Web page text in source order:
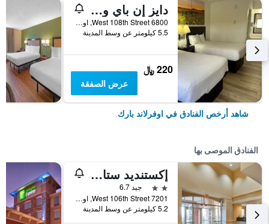
دايز إن باي ويندام أوفرلاند بارك/ميتكلاف/كونفينشن سنتر
6800 West 108th Street, اوفرلاند بارك, KS, الولايات المتحدة الأميريكية
5.5 كيلومتر عن وسط المدينة
220 ﷼
عرض الصفقة
شاهد أرخص الفنادق في اوفرلاند بارك
الفنادق الموصى بها
إكستنديد ستاي أمريكا سويتس - كانساس سيتي - أوفرلاند بارك - ميتكاف أفينو
2 نجمتين
جيد 6.7
7201 West 106th Street, اوفرلاند بارك, KS, الولايات المتحدة الأميريكية
5.2 كيلومتر عن وسط المدينة